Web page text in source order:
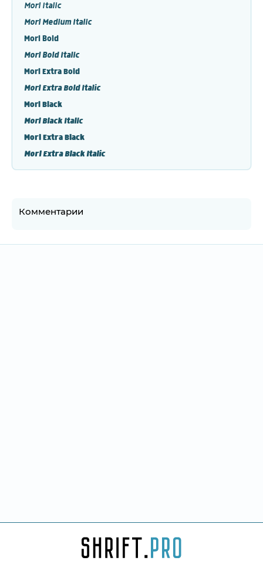
Morl Italic
Morl Medium Italic
Morl Bold
Morl Bold Italic
Morl Extra Bold
Morl Extra Bold Italic
Morl Black
Morl Black Italic
Morl Extra Black
Morl Extra Black Italic
Комментарии